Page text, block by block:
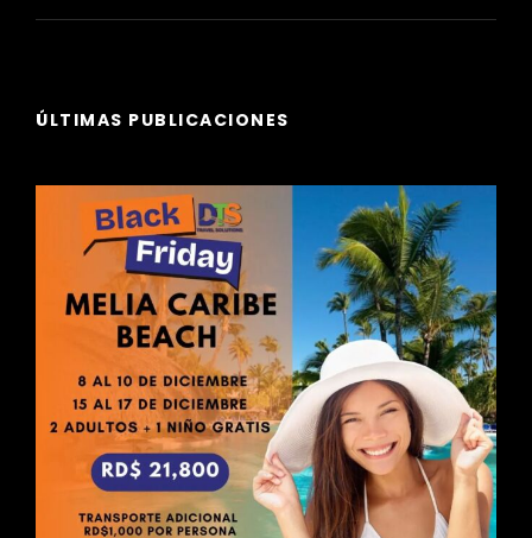
ÚLTIMAS PUBLICACIONES